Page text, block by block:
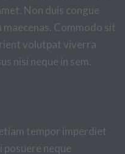
Non duis congue
Commodo sit
volutpat viverra
nisi neque in sem.
tempor imperdiet
neque